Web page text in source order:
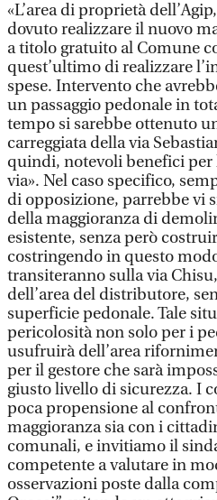
«L’area di proprietà
dovuto realizzare il nuovo
a titolo gratuito al Comune
quest’ultimo di realizzare
spese. Intervento che
un passaggio pedonale in
tempo si sarebbe ottenuto
carreggiata della via
quindi, notevoli benefici per
via». Nel caso specifico,
di opposizione, parrebbe vi
della maggioranza di
esistente, senza però
costringendo in questo
transiteranno sulla via
dell’area del distributore,
superficie pedonale. Tale
pericolosità non solo per i
usufruirà dell’area
per il gestore che sarà
giusto livello di sicurezza. I
poca propensione al
maggioranza sia con i
comunali, e invitiamo il
competente a valutare in
osservazioni poste dalla